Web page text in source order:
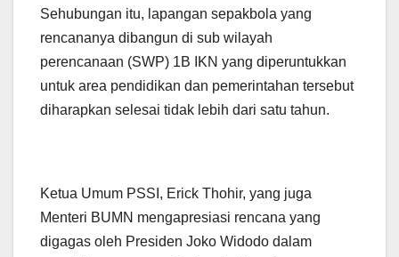
Sehubungan itu, lapangan sepakbola yang
rencananya dibangun di sub wilayah
perencanaan (SWP) 1B IKN yang diperuntukkan
untuk area pendidikan dan pemerintahan tersebut
diharapkan selesai tidak lebih dari satu tahun.
Ketua Umum PSSI, Erick Thohir, yang juga
Menteri BUMN mengapresiasi rencana yang
digagas oleh Presiden Joko Widodo dalam